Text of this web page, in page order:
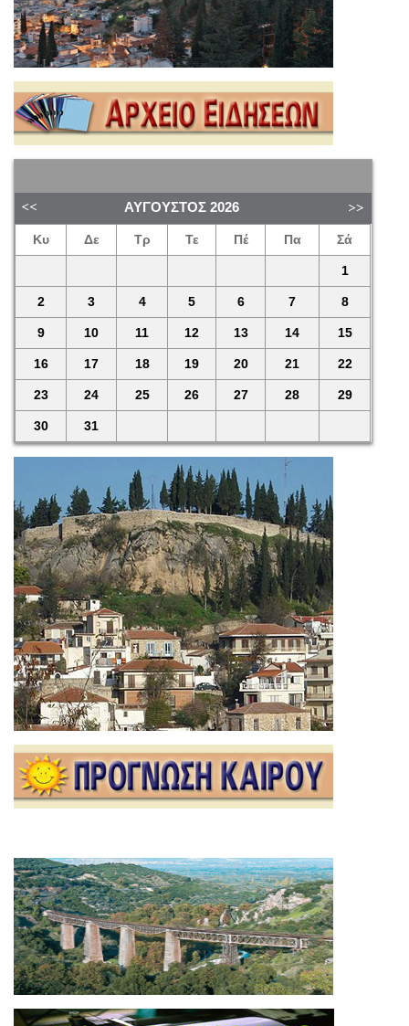
ΑΎΓΟΥΣΤΟΣ 2026
Κυ Δε Τρ Τε Πέ Πα Σά
1
2 3 4 5 6 7 8
9 10 11 12 13 14 15
16 17 18 19 20 21 22
23 24 25 26 27 28 29
30 31